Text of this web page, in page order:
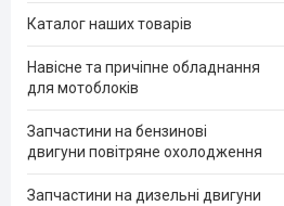
Каталог наших товарів
Навісне та причіпне обладнання
для мотоблоків
Запчастини на бензинові
двигуни повітряне охолодження
Запчастини на дизельні двигуни